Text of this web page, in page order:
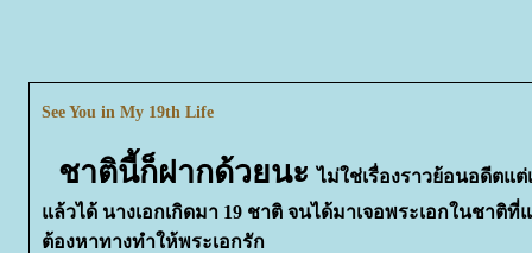
See You in My 19th Life
ชาตินี้ก็ฝากด้วยนะไม่ใช่เรื่องราวย้อนอดีตแ
ล้วได้ นางเอกเกิดมา 19 ชาติ จนได้มาเจอพระเอกในชาติ
ต้องหาทางทำให้พระเอกรัก